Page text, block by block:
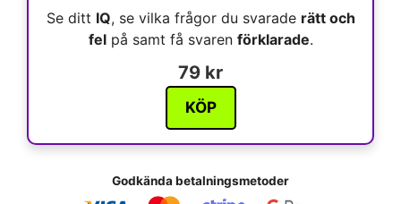
Se ditt IQ, se vilka frågor du svarade rätt och
felpå samt få svaren förklarade.
79 kr
KÖP
Godkända betalningsmetoder